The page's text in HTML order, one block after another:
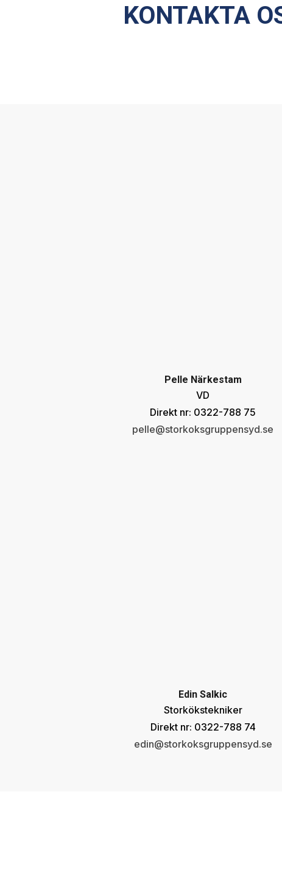
KONTAKTA
Pelle Närkestam
VD
Direkt nr: 0322-788 75
pelle@storkoksgruppensyd.se
Edin Salkic
Storkökstekniker
Direkt nr: 0322-788 74
edin@storkoksgruppensyd.se